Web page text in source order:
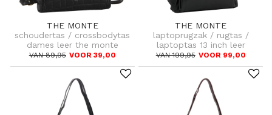
THE MONTE
schoudertas / crossbodytas
dames leer the monte
VAN 89,95 VOOR 39,00
THE MONTE
laptoprugzak / rugtas /
laptoptas 13 inch leer
VAN 199,95 VOOR 99,00